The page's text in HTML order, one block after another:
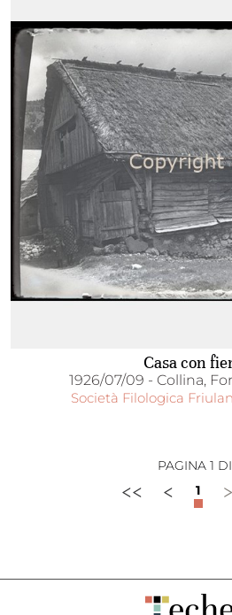
Casa con
1926/07/09 - Collina,
Società Filologica
<< < 1 >
PAGINA 1